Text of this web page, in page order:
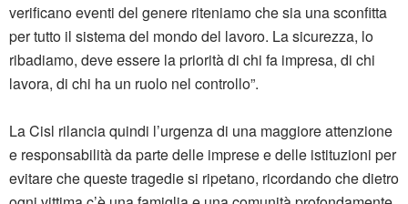
verificano eventi del genere riteniamo che sia una sconfitta
per tutto il sistema del mondo del lavoro. La sicurezza, lo
ribadiamo, deve essere la priorità di chi fa impresa, di chi
lavora, di chi ha un ruolo nel controllo”.
La Cisl rilancia quindi l’urgenza di una maggiore attenzione
e responsabilità da parte delle imprese e delle istituzioni per
evitare che queste tragedie si ripetano, ricordando che dietro